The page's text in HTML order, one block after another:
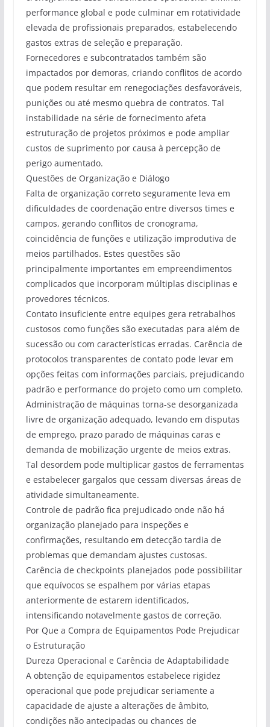
performance global e pode culminar em rotatividade
elevada de profissionais preparados, estabelecendo
gastos extras de seleção e preparação.
Fornecedores e subcontratados também são
impactados por demoras, criando conflitos de acordo
que podem resultar em renegociações desfavoráveis,
punições ou até mesmo quebra de contratos. Tal
instabilidade na série de fornecimento afeta
estruturação de projetos próximos e pode ampliar
custos de suprimento por causa à percepção de
perigo aumentado.
Questões de Organização e Diálogo
Falta de organização correto seguramente leva em
dificuldades de coordenação entre diversos times e
campos, gerando conflitos de cronograma,
coincidência de funções e utilização improdutiva de
meios partilhados. Estes questões são
principalmente importantes em empreendimentos
complicados que incorporam múltiplas disciplinas e
provedores técnicos.
Contato insuficiente entre equipes gera retrabalhos
custosos como funções são executadas para além de
sucessão ou com características erradas. Carência de
protocolos transparentes de contato pode levar em
opções feitas com informações parciais, prejudicando
padrão e performance do projeto como um completo.
Administração de máquinas torna-se desorganizada
livre de organização adequado, levando em disputas
de emprego, prazo parado de máquinas caras e
demanda de mobilização urgente de meios extras.
Tal desordem pode multiplicar gastos de ferramentas
e estabelecer gargalos que cessam diversas áreas de
atividade simultaneamente.
Controle de padrão fica prejudicado onde não há
organização planejado para inspeções e
confirmações, resultando em detecção tardia de
problemas que demandam ajustes custosas.
Carência de checkpoints planejados pode possibilitar
que equívocos se espalhem por várias etapas
anteriormente de estarem identificados,
intensificando notavelmente gastos de correção.
Por Que a Compra de Equipamentos Pode Prejudicar
o Estruturação
Dureza Operacional e Carência de Adaptabilidade
A obtenção de equipamentos estabelece rigidez
operacional que pode prejudicar seriamente a
capacidade de ajuste a alterações de âmbito,
condições não antecipadas ou chances de